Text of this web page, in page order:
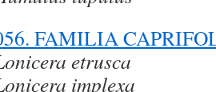
FAMILIA
etrusca
implexa